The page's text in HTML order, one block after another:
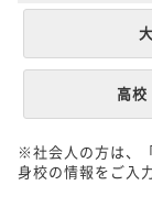
高校
※社会人の方は、
身校の情報をご入